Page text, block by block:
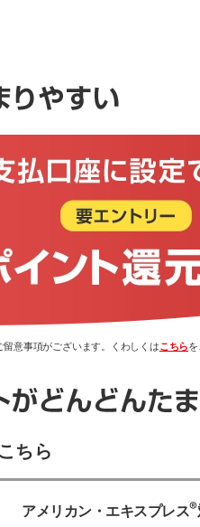
意事項がございます。くわしくはこちらを
ちら
アメリカン・エキスプレス®
し込みフォームへ進んでくだ